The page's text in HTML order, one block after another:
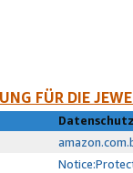
FÜR DIE